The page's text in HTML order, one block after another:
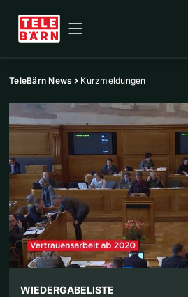
TeleBärn News Kurzmeldungen
WIEDERGABELISTE